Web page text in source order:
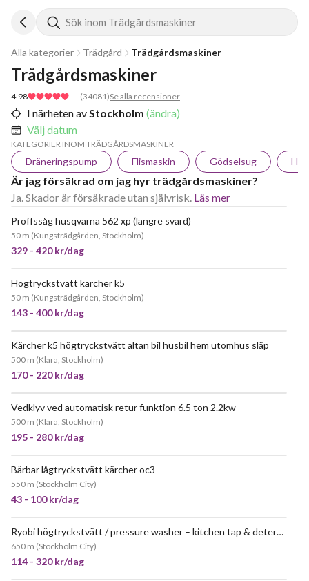
Sök inom Trädgårdsmaskiner
Alla kategorier Trädgård Trädgårdsmaskiner
4.98 (34081)Se alla recensioner
Trädgårdsmaskiner
I närheten avStockholm (ändra)
Välj datum
KATEGORIER INOM TRÄDGÅRDSMASKINER
Dräneringspump Flismaskin Gödselsug
Är jag försäkrad om jag hyr trädgårdsmaskiner?
Ja. Skador är försäkrade utan självrisk. Läs mer
Proffssåg husqvarna 562 xp (längre svärd)
50 m (Kungsträdgården, Stockholm)
329 - 420 kr/dag
Högtryckstvätt kärcher k5
50 m (Kungsträdgården, Stockholm)
143 - 400 kr/dag
JÄTTEPOPULÄR
Kärcher k5 högtryckstvätt altan bil husbil hem utomhus släp
500 m (Klara, Stockholm)
170 - 220 kr/dag
JÄTTEPOPULÄR
Vedklyv ved automatisk retur funktion 6.5 ton 2.2kw
500 m (Klara, Stockholm)
195 - 280 kr/dag
Bärbar lågtryckstvätt kärcher oc3
550 m (Stockholm City)
43 - 100 kr/dag
POPULÄR Ryobi högtryckstvätt / pressure washer – kitchen tap & detergent included / tvättmedel ingår!
650 m (Stockholm City)
114 - 320 kr/dag